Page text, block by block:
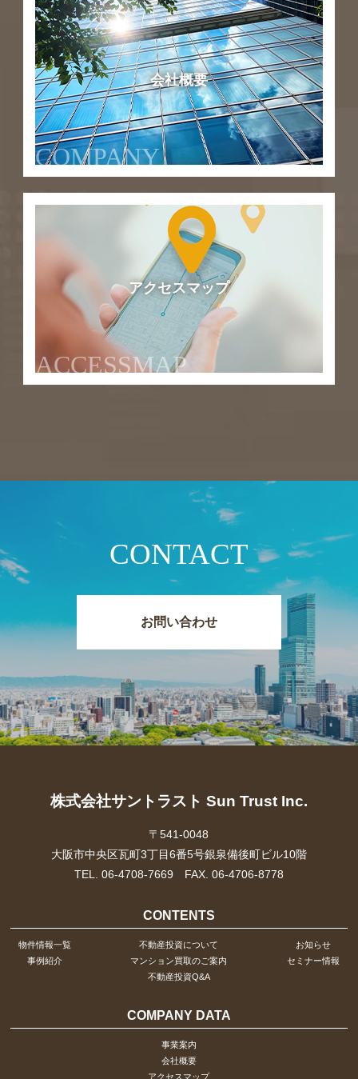
会社概要
COMPANY
アクセスマップ
ACCESSMAP
CONTACT
お問い合わせ
株式会社サントラスト Sun Trust Inc.
〒541-0048
大阪市中央区瓦町3丁目6番5号銀泉備後町ビル10階
TEL. 06-4708-7669 FAX. 06-4706-8778
CONTENTS
物件情報一覧
事例紹介
不動産投資について
マンション買取のご案内
不動産投資Q&A
お知らせ
セミナー情報
COMPANY DATA
事業案内
会社概要
アクセスマップ